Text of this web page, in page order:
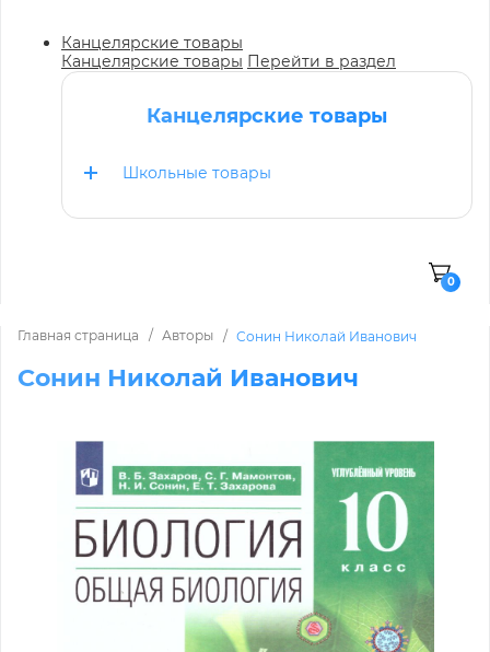
Канцелярские товары
Канцелярские товары Перейти в раздел
Канцелярские товары
Школьные товары
0
Главная страница Авторы Сонин Николай Иванович
Сонин Николай Иванович